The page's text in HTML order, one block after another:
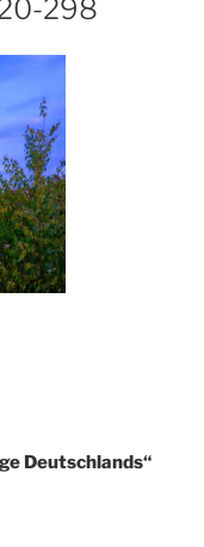
298
Deutschlands“